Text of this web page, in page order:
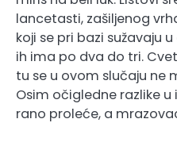
lancetasti, zašiljenog
koji se pri bazi sužavaju
ih ima po dva do tri.
tu se u ovom slučaju ne
Osim očigledne razlike
rano proleće, a